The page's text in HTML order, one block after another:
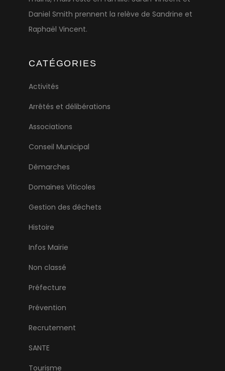
Daniel Smith prennent la relève de Sandrine et
Raphaël Vincent.
CATÉGORIES
Activités
Arrêtés et délibérations
Associations
Conseil Municipal
Démarches
Domaines Viticoles
Gestion des déchets
Histoire
Infos Mairie
Non classé
Préfecture
Prévention
Recrutement
SANTE
Tourisme